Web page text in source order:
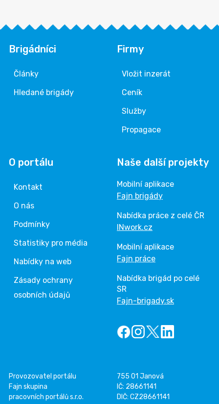
Brigádníci
Články
Hledané brigády
Firmy
Vložit inzerát
Ceník
Služby
Propagace
O portálu
Kontakt
O nás
Podmínky
Statistiky pro média
Nabídky na web
Zásady ochrany
osobních údajů
Naše další projekty
Mobilní aplikace
Fajn brigády
Nabídka práce z celé ČR
INwork.cz
Mobilní aplikace
Fajn práce
Nabídka brigád po celé
SR
Fajn-brigady.sk
Provozovatel portálu
Fajn skupina
pracovních portálů s.r.o.
755 01 Janová
IČ: 28661141
DIČ: CZ28661141